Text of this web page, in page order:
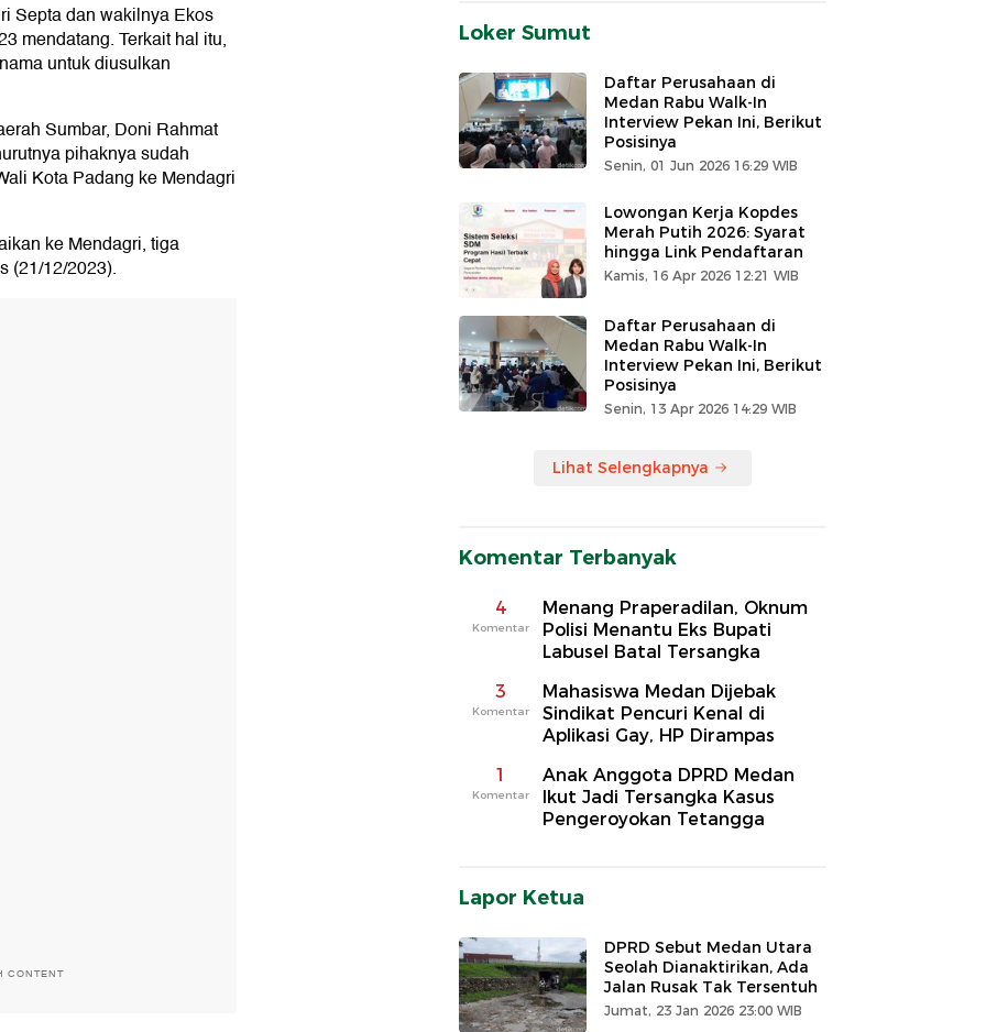
Septa dan wakilnya Ekos
mendatang. Terkait hal itu,
untuk diusulkan
Sumbar, Doni Rahmat
pihaknya sudah
Kota Padang ke Mendagri
ke Mendagri, tiga
(21/12/2023).
CONTENT
Loker Sumut
Daftar Perusahaan di
Medan Rabu Walk-In
Interview Pekan Ini, Berikut
Posisinya
Senin, 01 Jun 2026 16:29 WIB
Lowongan Kerja Kopdes
Merah Putih 2026: Syarat
hingga Link Pendaftaran
Kamis, 16 Apr 2026 12:21 WIB
Daftar Perusahaan di
Medan Rabu Walk-In
Interview Pekan Ini, Berikut
Posisinya
Senin, 13 Apr 2026 14:29 WIB
Lihat Selengkapnya
Komentar Terbanyak
4
Komentar
Menang Praperadilan, Oknum
Polisi Menantu Eks Bupati
Labusel Batal Tersangka
3
Komentar
Mahasiswa Medan Dijebak
Sindikat Pencuri Kenal di
Aplikasi Gay, HP Dirampas
1
Komentar
Anak Anggota DPRD Medan
Ikut Jadi Tersangka Kasus
Pengeroyokan Tetangga
Lapor Ketua
DPRD Sebut Medan Utara
Seolah Dianaktirikan, Ada
Jalan Rusak Tak Tersentuh
Jumat, 23 Jan 2026 23:00 WIB